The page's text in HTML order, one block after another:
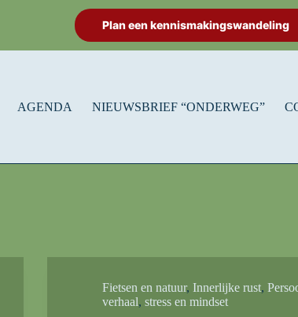
Plan een kennismakingswandeling
AGENDA NIEUWSBRIEF “ONDERWEG”
Fietsen en natuur,Innerlijke rust,
verhaal,stress en mindset